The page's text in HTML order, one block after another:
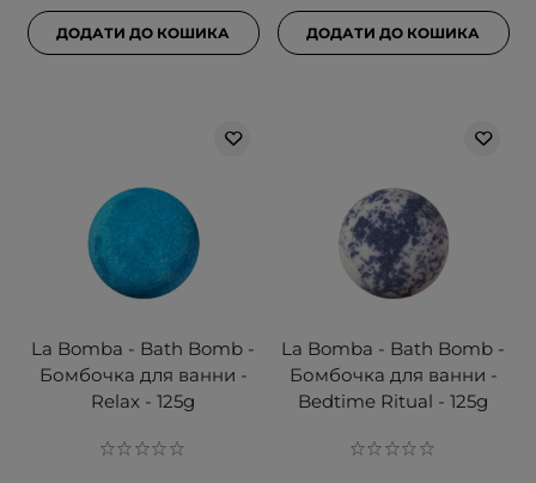
ДОДАТИ ДО КОШИКА ДОДАТИ ДО КОШИКА
La Bomba - Bath Bomb -
Бомбочка для ванни -
Relax - 125g
La Bomba - Bath Bomb -
Бомбочка для ванни -
Bedtime Ritual - 125g